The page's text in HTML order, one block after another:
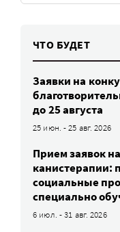
ЧТО БУДЕТ
Заявки на
до 25 августа
25 июн. - 25 авг. 2026
Прием заявок
канистерапии:
социальные
специально
6 июл. - 31 авг. 2026